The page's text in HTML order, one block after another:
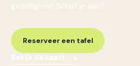
gezelligheid. Schuif je aan?
Reserveer een tafel
Bekijk de kaart
↘